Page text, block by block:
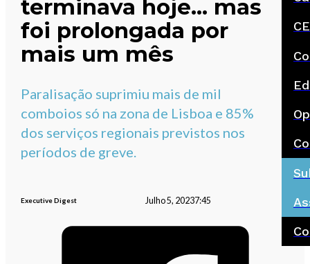
terminava hoje… mas
foi prolongada por
mais um mês
Paralisação suprimiu mais de mil
comboios só na zona de Lisboa e 85%
dos serviços regionais previstos nos
períodos de greve.
Executive Digest Julho 5, 20237:45